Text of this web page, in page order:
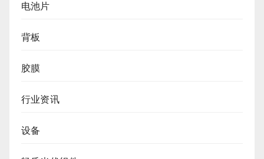
电池片
背板
胶膜
行业资讯
设备